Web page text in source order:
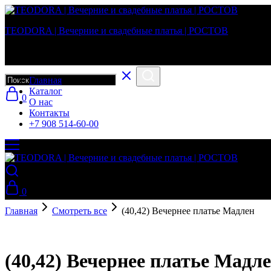
TEODORA | Вечерние и свадебные платья | РОСТОВ
0
Главная
Каталог
О нас
Контакты
+7 908 514-60-00
0
Главная
Смотреть все (40,42) Вечернее платье Мадлен
(40,42) Вечернее платье